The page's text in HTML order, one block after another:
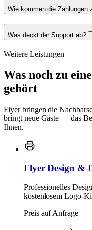
Wie kommen die Zahlungen
Was deckt der Support ab?
Weitere Leistungen
Was noch zu
gehört
Flyer bringen die
bringt neue Gäste — das
Ihnen.
Flyer Design &
Professionelles
kostenlosem Logo-
Preis auf Anfrage